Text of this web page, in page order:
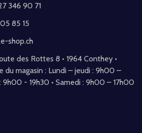
346 90 71
85 15
shop.ch
Lundi – jeudi : 9h00 –
9h00 - 19h30 • Samedi : 9h00 – 17h00